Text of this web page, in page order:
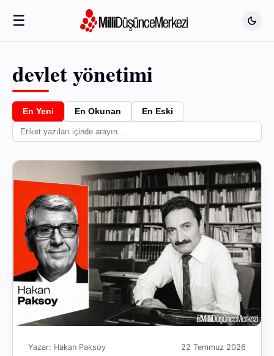
☰
devlet yönetimi
En Yeni En Okunan En Eski
Yazar: Hakan Paksoy 22 Temmuz 2026